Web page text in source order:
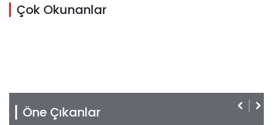
Çok Okunanlar
Öne Çıkanlar